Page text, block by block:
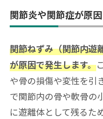
関節炎や関節症が原
関節ねずみ（関節内遊
が原因で発生します。
や骨の損傷や変性を引
で関節内の骨や軟骨の
に遊離体として残るた